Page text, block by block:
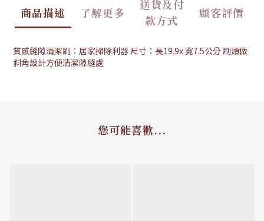
商品描述 了解更多
送貨及付
款方式
顧客評價
質感縫隙清潔刷：居家掃除利器 尺寸：長19.9x 寬7.5公分 刷頭做
斜角設計方便清潔隙縫處
您可能喜歡...